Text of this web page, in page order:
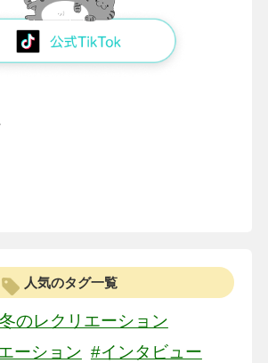
人気のタグ一覧
のレクリエーション
ーション #インタビュー